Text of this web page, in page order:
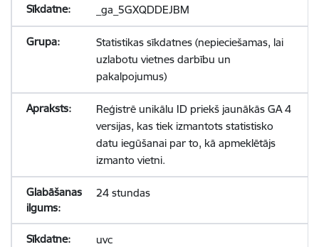
_ga_5GXQDDEJBM
Statistikas sīkdatnes (nepieciešamas, lai
uzlabotu vietnes darbību un
pakalpojumus)
Reģistrē unikālu ID priekš jaunākās GA 4
versijas, kas tiek izmantots statistisko
datu iegūšanai par to, kā apmeklētājs
izmanto vietni.
24 stundas
uvc